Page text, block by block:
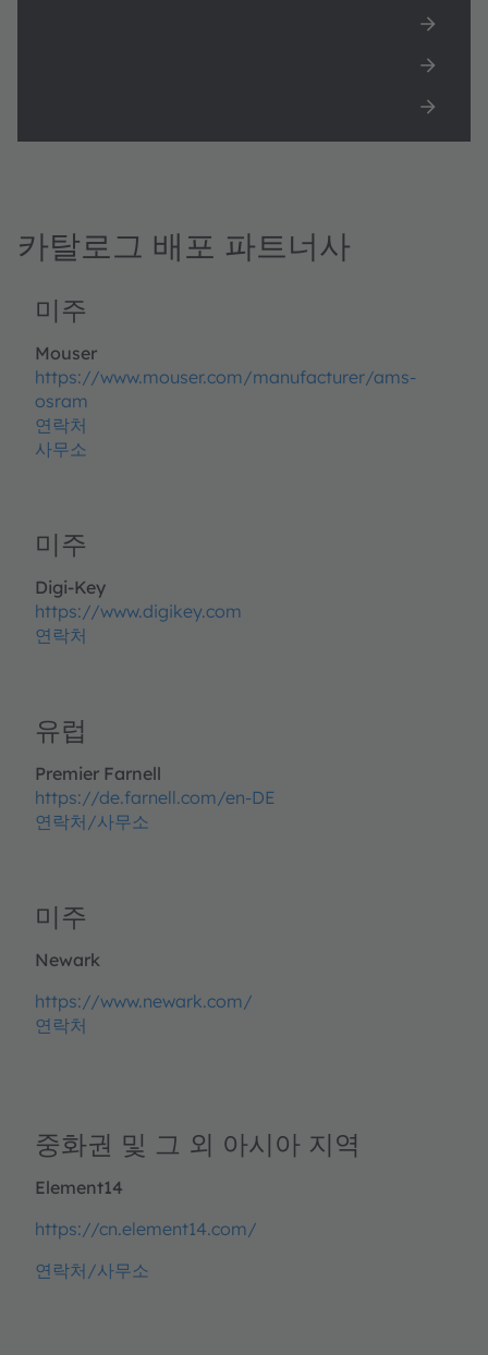
카탈로그 배포 파트너사
미주
Mouser
https://www.mouser.com/manufacturer/ams-
osram
연락처
사무소
미주
Digi-Key
https://www.digikey.com
연락처
유럽
Premier Farnell
https://de.farnell.com/en-DE
연락처/사무소
미주
Newark
https://www.newark.com/
연락처
중화권 및 그 외 아시아 지역
Element14
https://cn.element14.com/
연락처/사무소